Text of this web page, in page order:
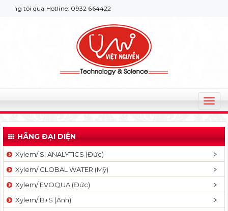
tôi qua Hotline: 0932 664422
T
o
g
l
v
HÃNG ĐẠI DIỆN
Xylem/ SI ANALYTICS (Đức)
Xylem/ GLOBAL WATER (Mỹ)
Xylem/ EVOQUA (Đức)
Xylem/ B+S (Anh)